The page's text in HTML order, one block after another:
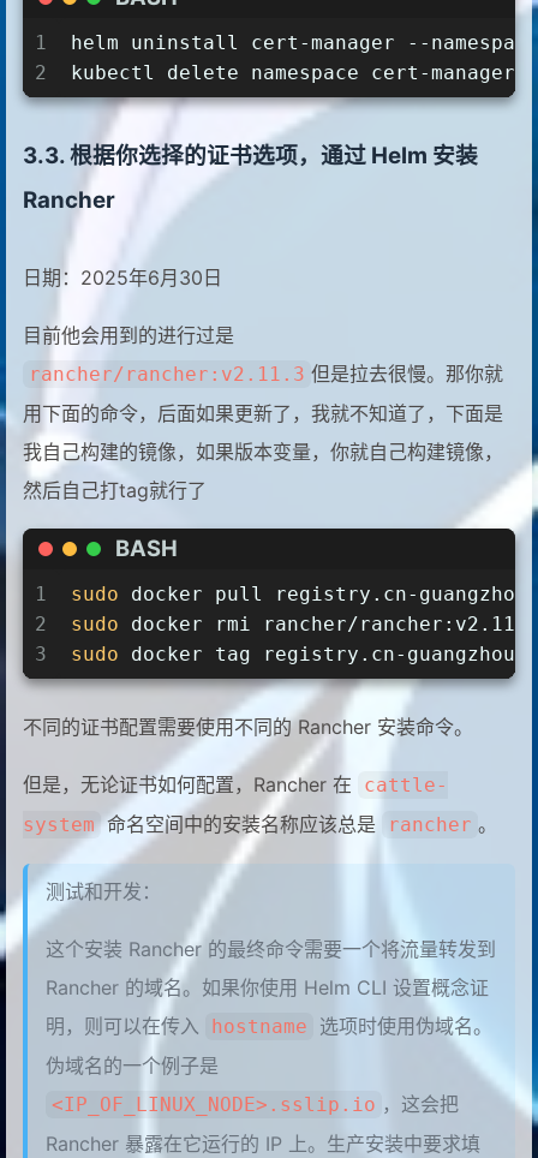
1
2
helm uninstall cert-manager --
kubectl delete namespace cert-manager
根据你选择的证书选项，通过 Helm 安装
Rancher
日期：2025年6月30日
目前他会用到的进行过是
rancher/rancher:v2.11.3 但是拉去很慢。那你就
用下面的命令，后面如果更新了，我就不知道了，下面是
我自己构建的镜像，如果版本变量，你就自己构建镜像，
然后自己打tag就行了
BASH
1
2
3
sudo docker pull registry.cn-
sudo docker rmi rancher/rancher:v2.11.3
sudo docker tag registry.cn-
不同的证书配置需要使用不同的 Rancher 安装命令。
但是，无论证书如何配置，Rancher 在
cattle-
system 命名空间中的安装名称应该总是 rancher 。
测试和开发：
这个安装 Rancher 的最终命令需要一个将流量转发到
Rancher 的域名。如果你使用 Helm CLI 设置概念证
明，则可以在传入
hostname
选项时使用伪域名。
伪域名的一个例子是
<IP_OF_LINUX_NODE>.sslip.io ，这会把
Rancher 暴露在它运行的 IP 上。生产安装中要求填